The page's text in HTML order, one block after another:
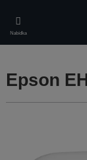
main
content
Nabídka
Epson